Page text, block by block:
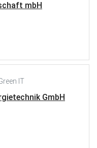
mbH
IT
GmbH